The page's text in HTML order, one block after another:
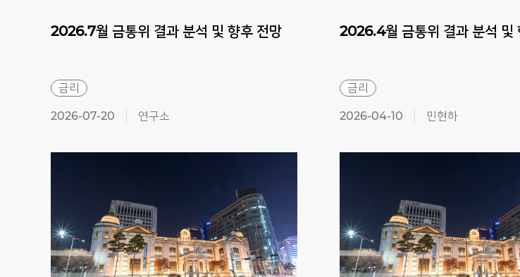
2026.7월 금통위 결과 분석 및 향후 전망
금리
2026-07-20 연구소
2026.4월 금통위 결과 분석 및
금리
2026-04-10 민현하